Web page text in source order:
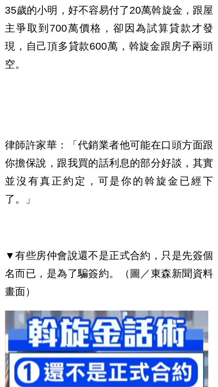
35歲的小明，好不容易付了20萬斡旋金，跟屋
主爭取到700萬價格，卻因為試算貸款才發
現，自己頂多貸款600萬，斡旋金跟房子兩頭
空。
律師許家華：「代銷業者他可能在口頭方面跟
你擔保說，跟我買的話利息的部分好談，其實
並沒有真正約定，可是你的斡旋金已經下
了。」
▼有些房仲會說還不是正式合約，只是先簽個
名而已，是為了騙簽約。（圖／東森新聞資料
畫面）